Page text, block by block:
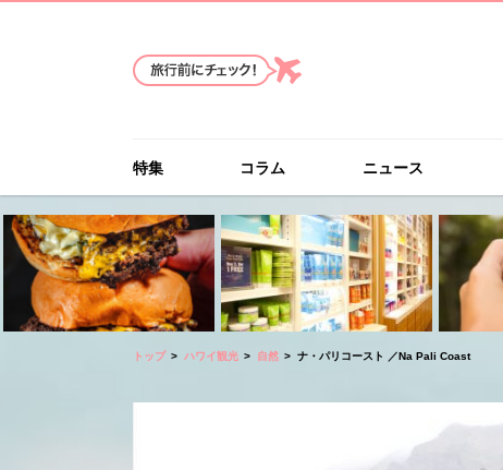
特集 コラム ニュース
トップ ハワイ観光 自然 ナ・パリコースト ／Na Pali Coast